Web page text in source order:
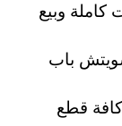
كاملة وبيع
باب
كافة قطع